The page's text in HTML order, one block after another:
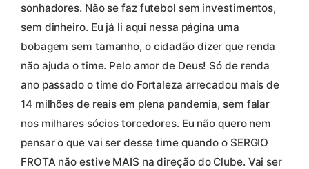
sonhadores. Não se faz futebol sem investimentos,
sem dinheiro. Eu já li aqui nessa página uma
bobagem sem tamanho, o cidadão dizer que renda
não ajuda o time. Pelo amor de Deus! Só de renda
ano passado o time do Fortaleza arrecadou mais de
14 milhões de reais em plena pandemia, sem falar
nos milhares sócios torcedores. Eu não quero nem
pensar o que vai ser desse time quando o SERGIO
FROTA não estive MAIS na direção do Clube. Vai ser